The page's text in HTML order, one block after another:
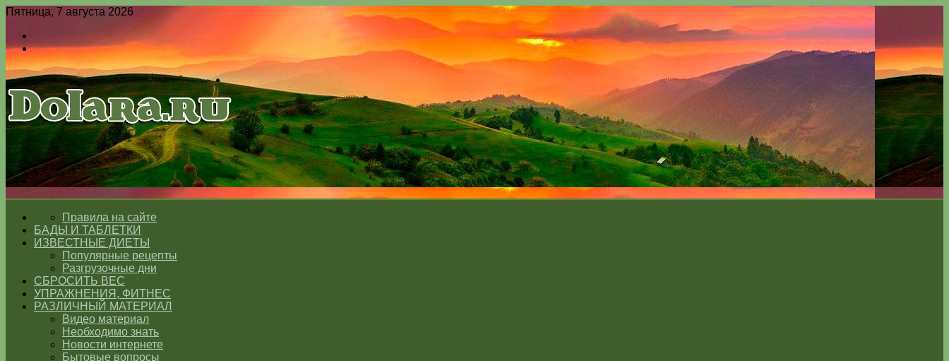
Пятница, 7 августа 2026
Switch
skin
Меню
Switch
ГЛАВНАЯПравила на сайте
БАДЫ И ТАБЛЕТКИ
ИЗВЕСТНЫЕ ДИЕТЫ
Популярные рецепты
Разгрузочные дни
СБРОСИТЬ ВЕС
УПРАЖНЕНИЯ, ФИТНЕС
РАЗЛИЧНЫЙ МАТЕРИАЛ
Видео материал
Необходимо знать
Новости интернете
Бытовые вопросы